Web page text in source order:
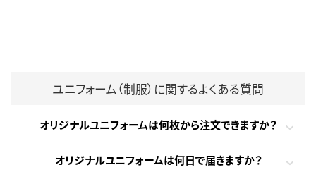
ユニフォーム（制服）に関するよくある質問
オリジナルユニフォームは何枚から注文できますか？
オリジナルユニフォームは何日で届きますか？